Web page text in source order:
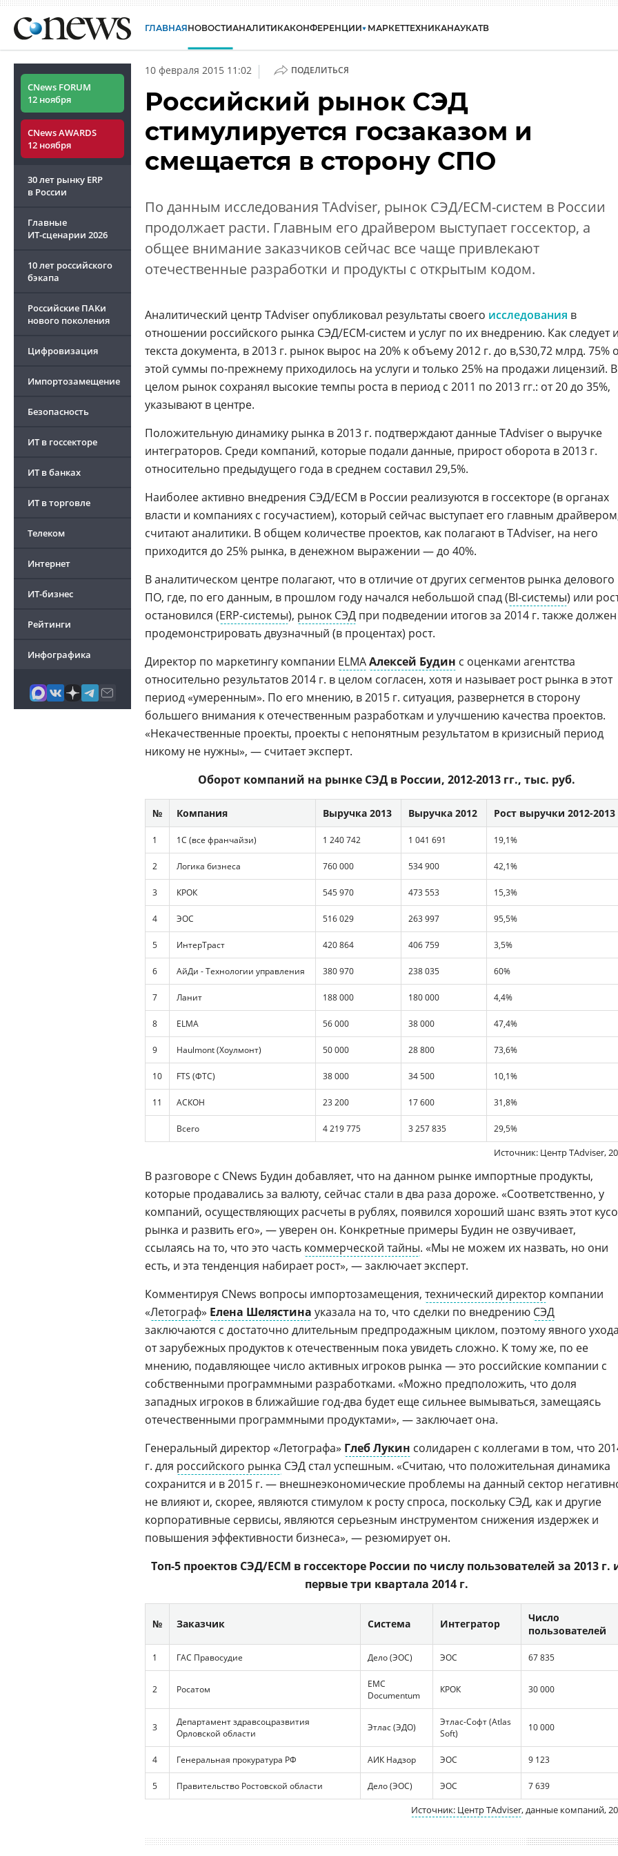
ГЛАВНАЯНОВОСТИАНАЛИТИКАКОНФЕРЕНЦИИ МАРКЕТТЕХНИКАНАУКАТВ
CNews FORUM
12 ноября
CNews AWARDS
12 ноября
30 лет рынку ERP
в России
Главные
ИТ-сценарии 2026
10 лет российского
бэкапа
Российские ПАКи
нового поколения
Цифровизация
Импортозамещение
Безопасность
ИТ в госсекторе
ИТ в банках
ИТ в торговле
Телеком
Интернет
ИТ-бизнес
Рейтинги
Инфографика
10 февраля 2015 11:02 | ПОДЕЛИТЬСЯ
Российский рынок СЭД
стимулируется госзаказом и
смещается в сторону СПО
По данным исследования TAdviser, рынок СЭД/ECM-систем в России
продолжает расти. Главным его драйвером выступает госсектор, а
общее внимание заказчиков сейчас все чаще привлекают
отечественные разработки и продукты с открытым кодом.
Аналитический центр TAdviser опубликовал результаты своего исследования в
отношении российского рынка СЭД/ECM-систем и услуг по их внедрению. Как следует
текста документа, в 2013 г. рынок вырос на 20% к объему 2012 г. до
30,72 млрд. 75%
этой суммы по-прежнему приходилось на услуги и только 25% на продажи лицензий. В
целом рынок сохранял высокие темпы роста в период с 2011 по 2013 гг.: от 20 до 35%,
указывают в центре.
Положительную динамику рынка в 2013 г. подтверждают данные TAdviser о выручке
интеграторов. Среди компаний, которые подали данные, прирост оборота в 2013 г.
относительно предыдущего года в среднем составил 29,5%.
Наиболее активно внедрения СЭД/ECM в России реализуются в госсекторе (в органах
власти и компаниях с госучастием), который сейчас выступает его главным
считают аналитики. В общем количестве проектов, как полагают в TAdviser, на него
приходится до 25% рынка, в денежном выражении — до 40%.
В аналитическом центре полагают, что в отличие от других сегментов рынка делового
ПО, где, по его данным, в прошлом году начался небольшой спад (BI-системы) или
остановился (ERP-системы), рынок СЭД при подведении итогов за 2014 г. также должен
продемонстрировать двузначный (в процентах) рост.
Директор по маркетингу компании ELMAАлексей Будин с оценками агентства
относительно результатов 2014 г. в целом согласен, хотя и называет рост рынка в этот
период «умеренным». По его мнению, в 2015 г. ситуация, развернется в сторону
большего внимания к отечественным разработкам и улучшению качества проектов.
«Некачественные проекты, проекты с непонятным результатом в кризисный период
никому не нужны», — считает эксперт.
Оборот компаний на рынке СЭД в России, 2012-2013 гг., тыс. руб.
№ Компания Выручка 2013 Выручка 2012 Рост выручки 2012-2013
1 1С (все франчайзи) 1 240 742 1 041 691 19,1%
2 Логика бизнеса 760 000 534 900 42,1%
3 КРОК 545 970 473 553 15,3%
4 ЭОС 516 029 263 997 95,5%
5 ИнтерТраст 420 864 406 759 3,5%
6 АйДи - Технологии управления 380 970 238 035 60%
7 Ланит 188 000 180 000 4,4%
8 ELMA 56 000 38 000 47,4%
9 Haulmont (Хоулмонт) 50 000 28 800 73,6%
10 FTS (ФТС) 38 000 34 500 10,1%
11 АСКОН 23 200 17 600 31,8%
Всего 4 219 775 3 257 835 29,5%
Источник: Центр TAdviser,
В разговоре с CNews Будин добавляет, что на данном рынке импортные продукты,
которые продавались за валюту, сейчас стали в два раза дороже. «Соответственно, у
компаний, осуществляющих расчеты в рублях, появился хороший шанс взять этот
рынка и развить его», — уверен он. Конкретные примеры Будин не озвучивает,
ссылаясь на то, что это часть коммерческой тайны. «Мы не можем их назвать, но они
есть, и эта тенденция набирает рост», — заключает эксперт.
Комментируя CNews вопросы импортозамещения, технический директор компании
«Летограф» Елена Шелястина указала на то, что сделки по внедрению СЭД
заключаются с достаточно длительным предпродажным циклом, поэтому явного ухода
от зарубежных продуктов к отечественным пока увидеть сложно. К тому же, по ее
мнению, подавляющее число активных игроков рынка — это российские компании с
собственными программными разработками. «Можно предположить, что доля
западных игроков в ближайшие год-два будет еще сильнее вымываться, замещаясь
отечественными программными продуктами», — заключает она.
Генеральный директор «Летографа» Глеб Лукин солидарен с коллегами в том, что
г. для российского рынка СЭД стал успешным. «Считаю, что положительная динамика
сохранится и в 2015 г. — внешнеэкономические проблемы на данный сектор
не влияют и, скорее, являются стимулом к росту спроса, поскольку СЭД, как и другие
корпоративные сервисы, являются серьезным инструментом снижения издержек и
повышения эффективности бизнеса», — резюмирует он.
Топ-5 проектов СЭД/ECM в госсекторе России по числу пользователей за 2013 г.
первые три квартала 2014 г.
№ Заказчик Система Интегратор
Число
пользователей
1 ГАС Правосудие Дело (ЭОС) ЭОС 67 835
2 Росатом
EMC
Documentum
КРОК 30 000
3
Департамент здравсоцразвития
Орловской области
Этлас (ЭДО)
Этлас-Софт (Atlas
Soft)
10 000
4 Генеральная прокуратура РФ АИК Надзор ЭОС 9 123
5 Правительство Ростовской области Дело (ЭОС) ЭОС 7 639
Источник: Центр TAdviser, данные компаний,